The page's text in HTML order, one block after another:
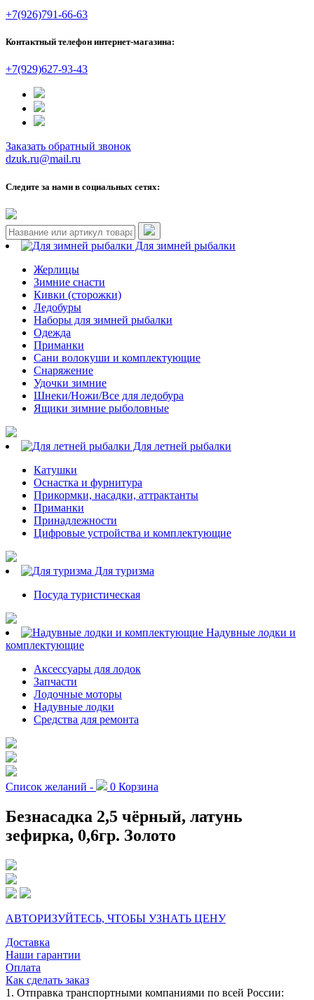
+7(926)791-66-63
Контактный телефон интернет-магазина:
+7(929)627-93-43
Заказать обратный звонок
dzuk.ru@mail.ru
Следите за нами в социальных сетях:
Для зимней рыбалки
Жерлицы
Зимние снасти
Кивки (сторожки)
Ледобуры
Наборы для зимней рыбалки
Одежда
Приманки
Сани волокуши и комплектующие
Снаряжение
Удочки зимние
Шнеки/Ножи/Все для ледобура
Ящики зимние рыболовные
Для летней рыбалки
Катушки
Оснастка и фурнитура
Прикормки, насадки, аттрактанты
Приманки
Принадлежности
Цифровые устройства и комплектующие
Для туризма
Посуда туристическая
Надувные лодки и
комплектующие
Аксессуары для лодок
Запчасти
Лодочные моторы
Надувные лодки
Средства для ремонта
Список желаний - 0 Корзина
Безнасадка 2,5 чёрный, латунь
зефирка, 0,6гр. Золото
АВТОРИЗУЙТЕСЬ, ЧТОБЫ УЗНАТЬ ЦЕНУ
Доставка
Наши гарантии
Оплата
Как сделать заказ
1. Отправка транспортными компаниями по всей России: